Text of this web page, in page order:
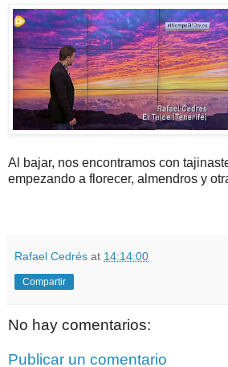
Al bajar, nos encontramos con
empezando a florecer, almendros y
Rafael Cedrés at 14:14:00
Compartir
No hay comentarios:
Publicar un comentario